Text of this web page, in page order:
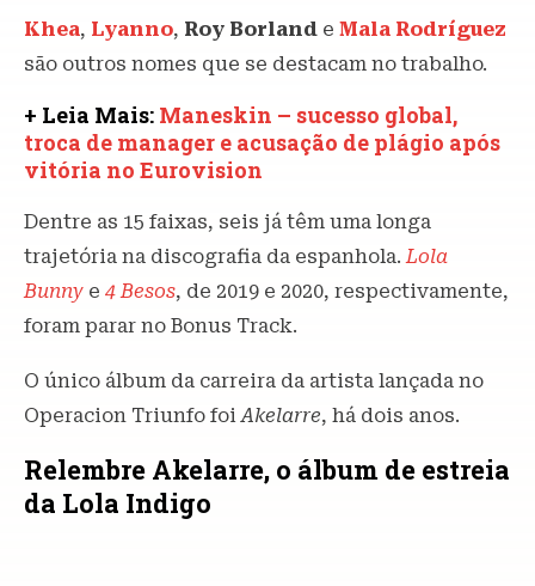
Khea, Lyanno, Roy Borland e Mala Rodríguez
são outros nomes que se destacam no trabalho.
+ Leia Mais: Maneskin – sucesso global,
troca de manager e acusação de plágio após
vitória no Eurovision
Dentre as 15 faixas, seis já têm uma longa
trajetória na discografia da espanhola.Lola
Bunny e 4 Besos, de 2019 e 2020, respectivamente,
foram parar no Bonus Track.
O único álbum da carreira da artista lançada no
Operacion Triunfo foiAkelarre, há dois anos.
Relembre Akelarre, o álbum de estreia
da Lola Indigo